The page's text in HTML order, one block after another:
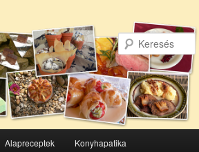
Alapreceptek Konyhapatika